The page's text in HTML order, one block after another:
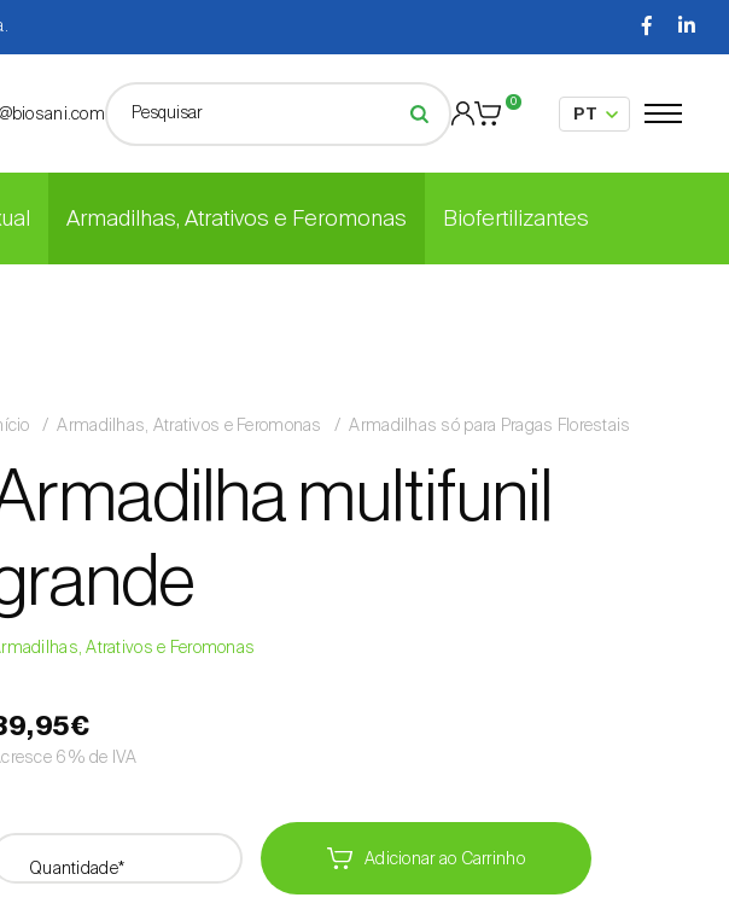
0
Armadilhas, Atrativos e Feromonas Biofertilizantes
Armadilhas, Atrativos e Feromonas Armadilhas só para Pragas Florestais
multifunil
Atrativos e Feromonas
6% de IVA
Quantidade* Adicionar ao Carrinho